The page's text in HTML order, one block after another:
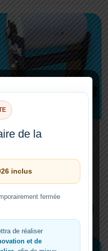
Control PLUS, pour
de la
inclus
fermée
de réaliser
et de